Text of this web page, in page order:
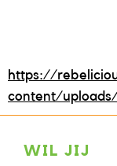
https://
content/
WIL JIJ